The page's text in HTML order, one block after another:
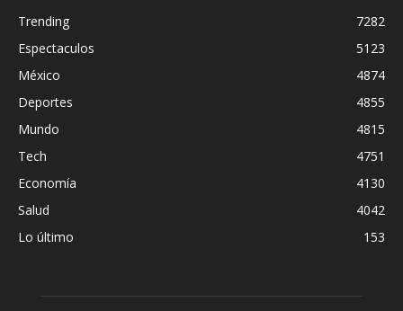
Trending
7282
Espectaculos
5123
México
4874
Deportes
4855
Mundo
4815
Tech
4751
Economía
4130
Salud
4042
Lo último
153